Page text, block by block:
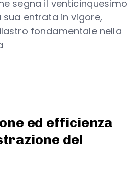
segna il venticinquesimo
entrata in vigore,
fondamentale nella
ed efficienza
del